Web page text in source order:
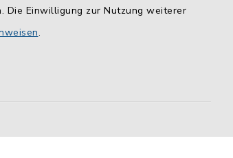
Die Einwilligung zur Nutzung weiterer
.